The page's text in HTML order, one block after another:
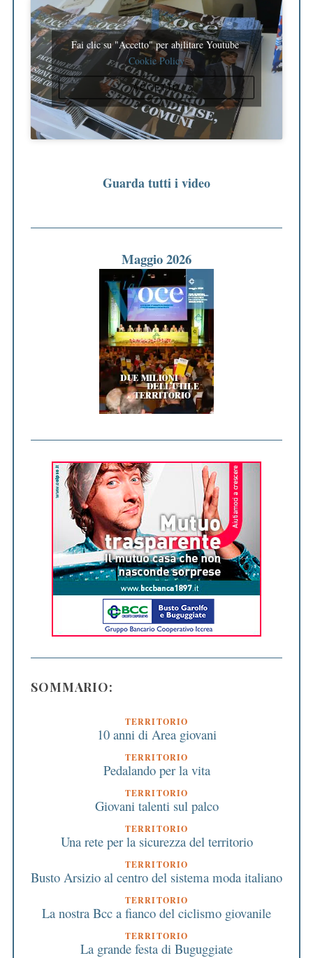
Fai clic su "Accetto" per abilitare Youtube
Cookie Policy
ACCETTO
Guarda tutti i video
Maggio 2026
SOMMARIO:
TERRITORIO
10 anni di Area giovani
TERRITORIO
Pedalando per la vita
TERRITORIO
Giovani talenti sul palco
TERRITORIO
Una rete per la sicurezza del territorio
TERRITORIO
Busto Arsizio al centro del sistema moda italiano
TERRITORIO
La nostra Bcc a fianco del ciclismo giovanile
TERRITORIO
La grande festa di Buguggiate